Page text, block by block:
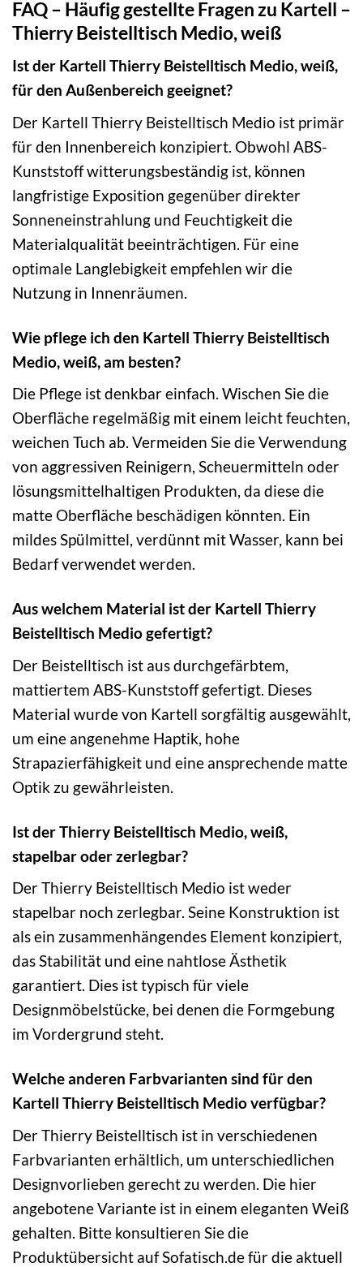
FAQ – Häufig gestellte Fragen zu Kartell –
Thierry Beistelltisch Medio, weiß
Ist der Kartell Thierry Beistelltisch Medio, weiß,
für den Außenbereich geeignet?
Der Kartell Thierry Beistelltisch Medio ist primär
für den Innenbereich konzipiert. Obwohl ABS-
Kunststoff witterungsbeständig ist, können
langfristige Exposition gegenüber direkter
Sonneneinstrahlung und Feuchtigkeit die
Materialqualität beeinträchtigen. Für eine
optimale Langlebigkeit empfehlen wir die
Nutzung in Innenräumen.
Wie pflege ich den Kartell Thierry Beistelltisch
Medio, weiß, am besten?
Die Pflege ist denkbar einfach. Wischen Sie die
Oberfläche regelmäßig mit einem leicht feuchten,
weichen Tuch ab. Vermeiden Sie die Verwendung
von aggressiven Reinigern, Scheuermitteln oder
lösungsmittelhaltigen Produkten, da diese die
matte Oberfläche beschädigen könnten. Ein
mildes Spülmittel, verdünnt mit Wasser, kann bei
Bedarf verwendet werden.
Aus welchem Material ist der Kartell Thierry
Beistelltisch Medio gefertigt?
Der Beistelltisch ist aus durchgefärbtem,
mattiertem ABS-Kunststoff gefertigt. Dieses
Material wurde von Kartell sorgfältig ausgewählt,
um eine angenehme Haptik, hohe
Strapazierfähigkeit und eine ansprechende matte
Optik zu gewährleisten.
Ist der Thierry Beistelltisch Medio, weiß,
stapelbar oder zerlegbar?
Der Thierry Beistelltisch Medio ist weder
stapelbar noch zerlegbar. Seine Konstruktion ist
als ein zusammenhängendes Element konzipiert,
das Stabilität und eine nahtlose Ästhetik
garantiert. Dies ist typisch für viele
Designmöbelstücke, bei denen die Formgebung
im Vordergrund steht.
Welche anderen Farbvarianten sind für den
Kartell Thierry Beistelltisch Medio verfügbar?
Der Thierry Beistelltisch ist in verschiedenen
Farbvarianten erhältlich, um unterschiedlichen
Designvorlieben gerecht zu werden. Die hier
angebotene Variante ist in einem eleganten Weiß
gehalten. Bitte konsultieren Sie die
Produktübersicht auf Sofatisch.de für die aktuell